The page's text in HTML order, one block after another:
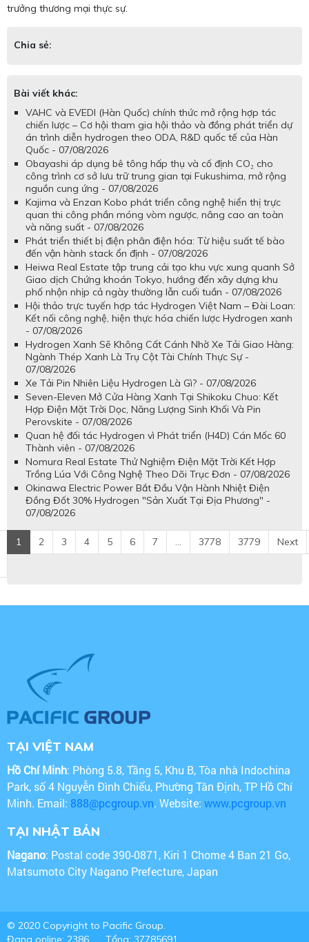
trưởng thương mại thực sự.
Chia sẻ:
Bài viết khác:
VAHC và EVEDI (Hàn Quốc) chính thức mở rộng hợp tác
chiến lược – Cơ hội tham gia hội thảo và đồng phát triển dự
án trình diễn hydrogen theo ODA, R&D quốc tế của Hàn
Quốc - 07/08/2026
Obayashi áp dụng bê tông hấp thụ và cố định CO₂ cho
công trình cơ sở lưu trữ trung gian tại Fukushima, mở rộng
nguồn cung ứng - 07/08/2026
Kajima và Enzan Kobo phát triển công nghệ hiển thị trực
quan thi công phần móng vòm ngược, nâng cao an toàn
và năng suất - 07/08/2026
Phát triển thiết bị điện phân điện hóa: Từ hiệu suất tế bào
đến vận hành stack ổn định - 07/08/2026
Heiwa Real Estate tập trung cải tạo khu vực xung quanh Sở
Giao dịch Chứng khoán Tokyo, hướng đến xây dựng khu
phố nhộn nhịp cả ngày thường lẫn cuối tuần - 07/08/2026
Hội thảo trực tuyến hợp tác Hydrogen Việt Nam – Đài Loan:
Kết nối công nghệ, hiện thực hóa chiến lược Hydrogen xanh
- 07/08/2026
Hydrogen Xanh Sẽ Không Cất Cánh Nhờ Xe Tải Giao Hàng:
Ngành Thép Xanh Là Trụ Cột Tài Chính Thực Sự -
07/08/2026
Xe Tải Pin Nhiên Liệu Hydrogen Là Gì? - 07/08/2026
Seven-Eleven Mở Cửa Hàng Xanh Tại Shikoku Chuo: Kết
Hợp Điện Mặt Trời Dọc, Năng Lượng Sinh Khối Và Pin
Perovskite - 07/08/2026
Quan hệ đối tác Hydrogen vì Phát triển (H4D) Cán Mốc 60
Thành viên - 07/08/2026
Nomura Real Estate Thử Nghiệm Điện Mặt Trời Kết Hợp
Trồng Lúa Với Công Nghệ Theo Dõi Trục Đơn - 07/08/2026
Okinawa Electric Power Bắt Đầu Vận Hành Nhiệt Điện
Đồng Đốt 30% Hydrogen "Sản Xuất Tại Địa Phương" -
07/08/2026
1 2 3 4 5 6 7 ... 3778 3779 Next
TẠI VIỆT NAM
Hồ Chí Minh: Phòng 5.8, Tầng 5, Khu B, Tòa nhà Indochina
Park, số 4 Nguyễn Đình Chiểu, Phường Tân Định, TP Hồ Chí
Minh. Email: 888@pcgroup.vn. Website: www.pcgroup.vn
TẠI NHẬT BẢN
Nagano: Postal code 390-0871, Kiri 1 Chome 4 Ban 21 Go,
Matsumoto City Nagano Prefecture, Japan
© 2020 Copyright to Pacific Group.
Đang online: 2386
Tổng: 37785691